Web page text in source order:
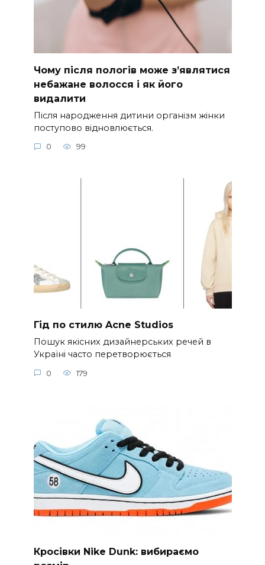
Чому після пологів може з’являтися
небажане волосся і як його
видалити
Після народження дитини організм жінки
поступово відновлюється.
0 99
Гід по стилю Acne Studios
Пошук якісних дизайнерських речей в
Україні часто перетворюється
0 179
Кросівки Nike Dunk: вибираємо